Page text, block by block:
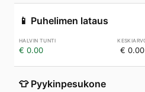
📱 Puhelimen lataus
€ 0.00 € 0.00
👕 Pyykinpesukone